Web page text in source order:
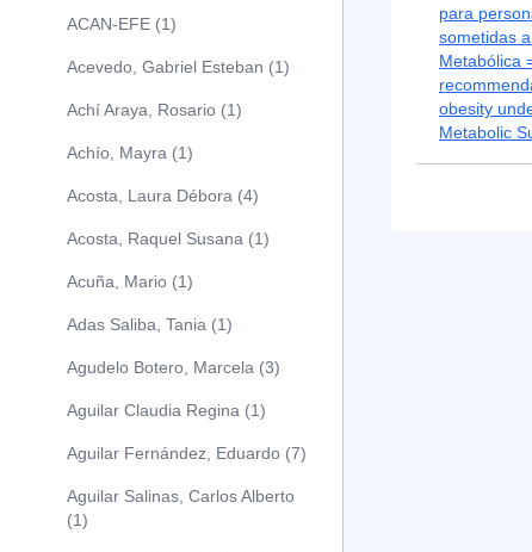
ACAN-EFE (1)
Acevedo, Gabriel Esteban (1)
Achí Araya, Rosario (1)
Achío, Mayra (1)
Acosta, Laura Débora (4)
Acosta, Raquel Susana (1)
Acuña, Mario (1)
Adas Saliba, Tania (1)
Agudelo Botero, Marcela (3)
Aguilar Claudia Regina (1)
Aguilar Fernández, Eduardo (7)
Aguilar Salinas, Carlos Alberto
(1)
para
sometidas
Metabólica
obesity
Metabolic